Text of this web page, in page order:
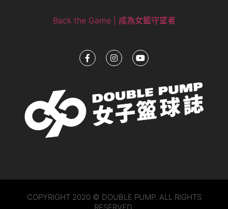
Back the Game | 成為女籃守望者
COPYRIGHT 2020 © DOUBLE PUMP. ALL RIGHTS